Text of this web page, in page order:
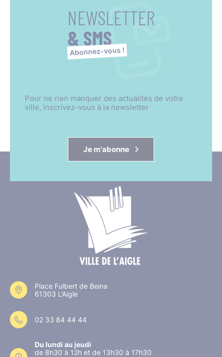
NEWSLETTER
& SMS
Abonnez-vous !
Pour ne rien manquer des actualités de votre
ville, inscrivez-vous à la newsletter
Je m'abonne
Place Fulbert de Beina
61303 L’Aigle
02 33 84 44 44
Du lundi au jeudi
de 8h30 à 12h et de 13h30 à 17h30